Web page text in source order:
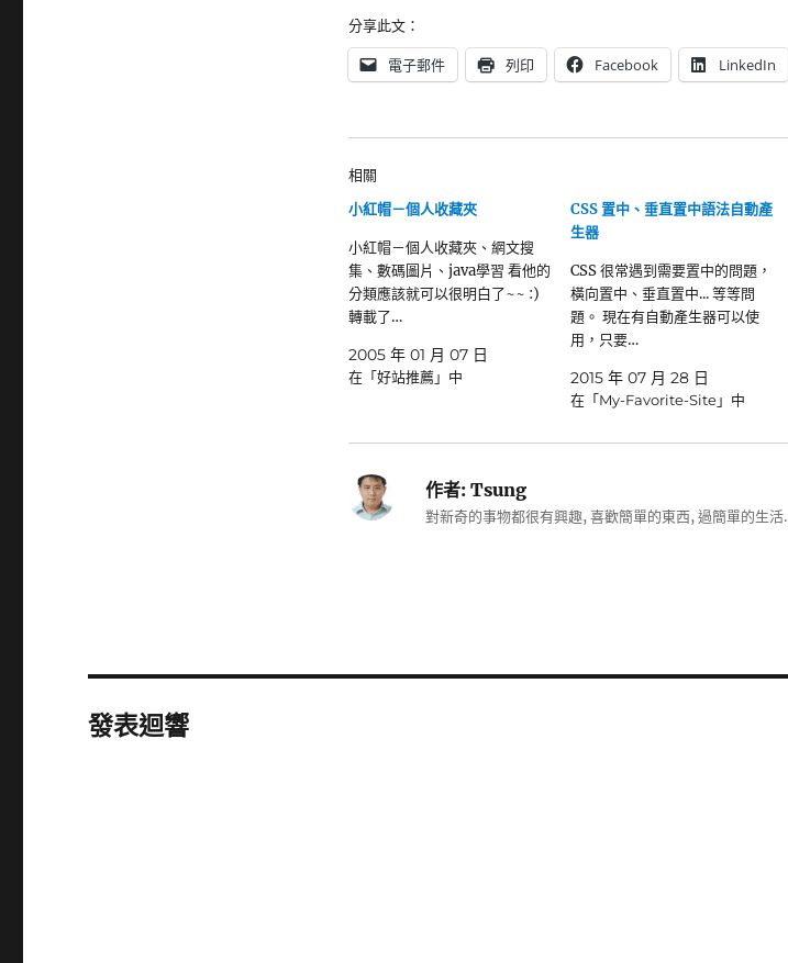
分享此文：
電子郵件 列印 Facebook LinkedIn
相關
小紅帽－個人收藏夾
小紅帽－個人收藏夾、網文搜
集、數碼圖片、java學習 看他的
分類應該就可以很明白了~~ :)
轉載了…
2005 年 01 月 07 日
在「好站推薦」中
CSS 置中、垂直置中語法自動產
生器
CSS 很常遇到需要置中的問題，
橫向置中、垂直置中... 等等問
題。 現在有自動產生器可以使
用，只要…
2015 年 07 月 28 日
在「My-Favorite-Site」中
作者:Tsung
對新奇的事物都很有興趣, 喜歡簡單的東西, 過簡單的生活.
發表迴響